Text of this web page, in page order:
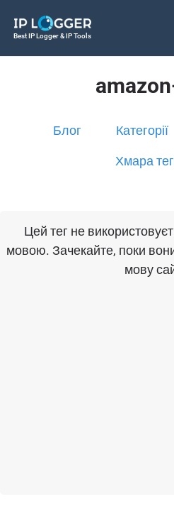
Best IP Logger & IP Tools
Блог Категорії
Хмара